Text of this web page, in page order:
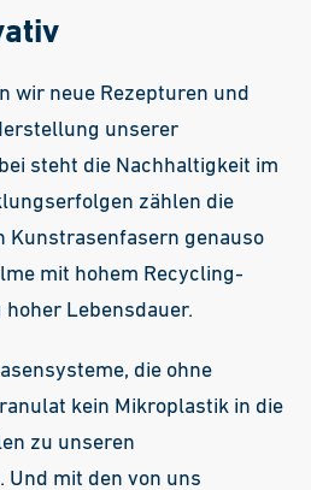
wir neue Rezepturen und
unserer
steht die Nachhaltigkeit im
zählen die
genauso
mit hohem Recycling-
Lebensdauer.
die ohne
kein Mikroplastik in die
zu unseren
mit den von uns